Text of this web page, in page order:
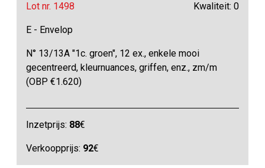
Lot nr. 1498 Kwaliteit: 0
E - Envelop
N° 13/13A "1c. groen", 12 ex., enkele mooi
gecentreerd, kleurnuances, griffen, enz., zm/m
(OBP €1.620)
Inzetprijs: 88€
Verkoopprijs: 92€